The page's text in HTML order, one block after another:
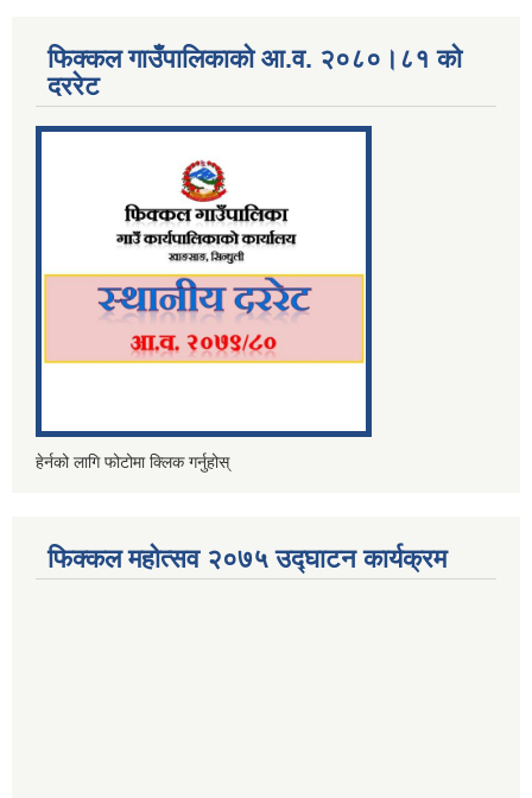
फिक्कल गाउँपालिकाको आ.व. २०८०।८१ को
दररेट
हेर्नको लागि फोटोमा क्लिक गर्नुहोस्
फिक्कल महोत्सव २०७५ उद्घाटन कार्यक्रम